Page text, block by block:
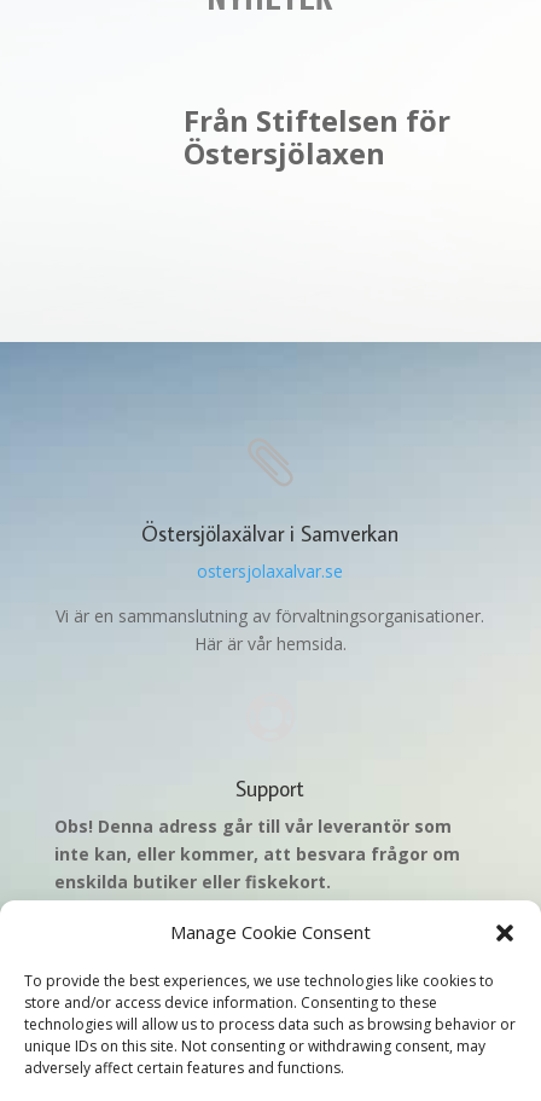
Manage Cookie Consent
To provide the best experiences, we use technologies like cookies to
store and/or access device information. Consenting to these
technologies will allow us to process data such as browsing behavior or
unique IDs on this site. Not consenting or withdrawing consent, may
adversely affect certain features and functions.
Från Stiftelsen för
Östersjölaxen

Östersjölaxälvar i Samverkan
ostersjolaxalvar.se
Vi är en sammanslutning av förvaltningsorganisationer.
Här är vår hemsida.
Support
Obs! Denna adress går till vår leverantör som
inte kan, eller kommer, att besvara frågor om
enskilda butiker eller fiskekort.
helpdesk@laxportalen.se
Detta är supporttjänsten för dig som
säljer
fiskekort
(köpare hänvisas till respektive butik). Har du frågor
som kund måste vi be dig att vända dig till aktuell
butik/säljare. Frågor som rör enskilda fiskevatten,
enskilda butiker och/eller fiskekort kommer därför inte